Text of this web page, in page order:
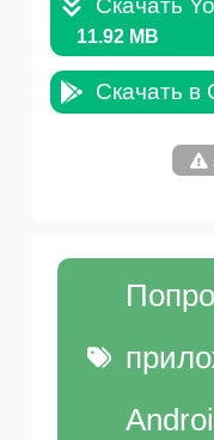
Скачать
11.92 MB
Скачать в